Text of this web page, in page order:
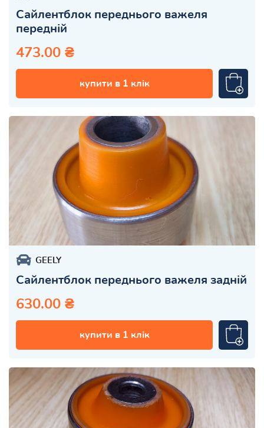
Сайлентблок переднього важеля
передній
473.00 ₴
купити в 1 клік
GEELY
Сайлентблок переднього важеля задній
630.00 ₴
купити в 1 клік